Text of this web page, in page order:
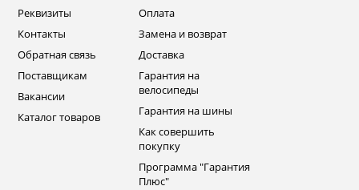
Реквизиты
Контакты
Обратная связь
Поставщикам
Вакансии
Каталог товаров
Оплата
Замена и возврат
Доставка
Гарантия на
велосипеды
Гарантия на шины
Как совершить
покупку
Программа "Гарантия
Плюс"